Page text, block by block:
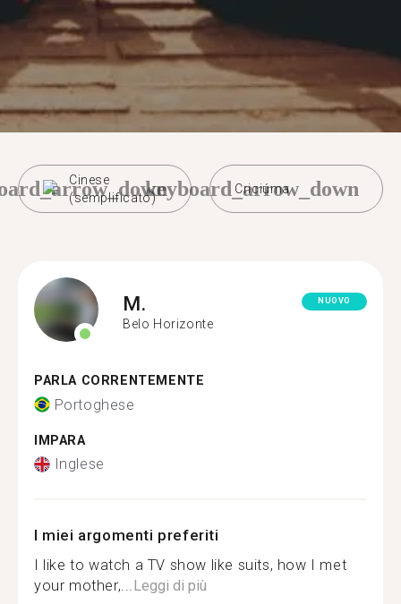
Cinese
(semplificato)
Criciúma
keyboard_arrow_down
M.
Belo Horizonte
NUOVO
PARLA CORRENTEMENTE
Portoghese
IMPARA
Inglese
I miei argomenti preferiti
I like to watch a TV show like suits, how I met
your mother,...Leggi di più